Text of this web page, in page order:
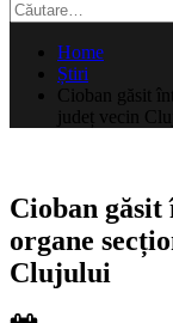
Caută
după:
Home
Știri
Cioban găsit
județ vecin
Cioban găsit
organe
Clujului